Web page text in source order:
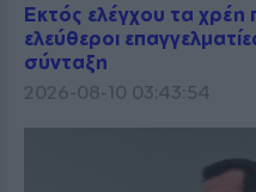
Εκτός ελέγχου τα
ελεύθεροι
σύνταξη
2026-08-10 03:43:54